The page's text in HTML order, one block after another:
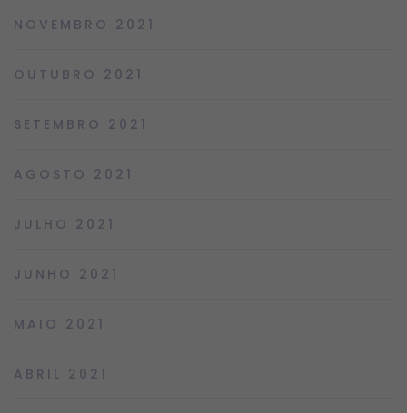
NOVEMBRO 2021
OUTUBRO 2021
SETEMBRO 2021
AGOSTO 2021
JULHO 2021
JUNHO 2021
MAIO 2021
ABRIL 2021